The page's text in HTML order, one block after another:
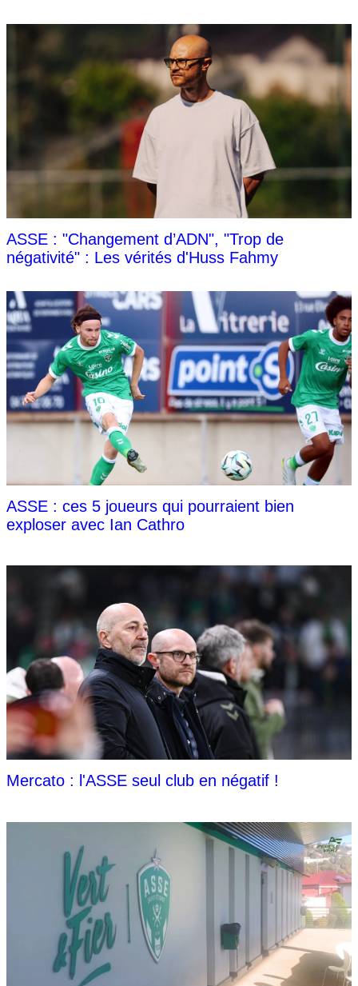
ASSE : "Changement d’ADN", "Trop de
négativité" : Les vérités d'Huss Fahmy
ASSE : ces 5 joueurs qui pourraient bien
exploser avec Ian Cathro
Mercato : l'ASSE seul club en négatif !